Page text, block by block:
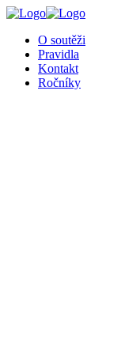
O soutěži
Pravidla
Kontakt
Ročníky